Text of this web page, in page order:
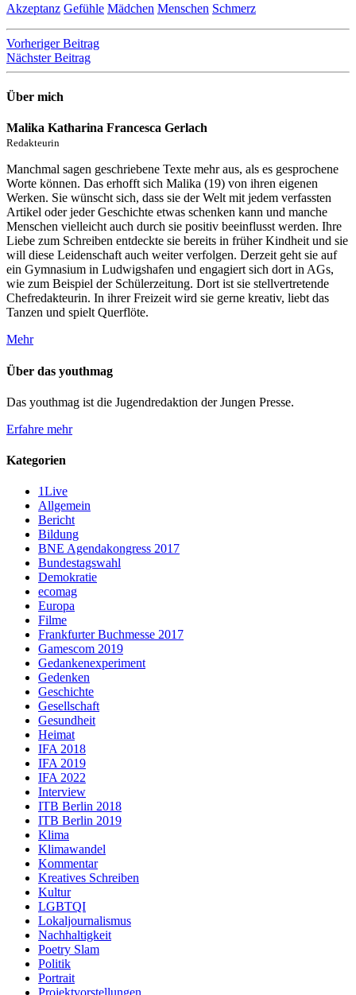
Akzeptanz Gefühle Mädchen Menschen Schmerz
Beitragsnavigation
Vorheriger Beitrag
Nächster Beitrag
Über mich
Malika Katharina Francesca Gerlach
Redakteurin
Manchmal sagen geschriebene Texte mehr aus, als es gesprochene
Worte können. Das erhofft sich Malika (19) von ihren eigenen
Werken. Sie wünscht sich, dass sie der Welt mit jedem verfassten
Artikel oder jeder Geschichte etwas schenken kann und manche
Menschen vielleicht auch durch sie positiv beeinflusst werden. Ihre
Liebe zum Schreiben entdeckte sie bereits in früher Kindheit und sie
will diese Leidenschaft auch weiter verfolgen. Derzeit geht sie auf
ein Gymnasium in Ludwigshafen und engagiert sich dort in AGs,
wie zum Beispiel der Schülerzeitung. Dort ist sie stellvertretende
Chefredakteurin. In ihrer Freizeit wird sie gerne kreativ, liebt das
Tanzen und spielt Querflöte.
Mehr
Über das youthmag
Das youthmag ist die Jugendredaktion der Jungen Presse.
Erfahre mehr
Kategorien
1Live
Allgemein
Bericht
Bildung
BNE Agendakongress 2017
Bundestagswahl
Demokratie
ecomag
Europa
Filme
Frankfurter Buchmesse 2017
Gamescom 2019
Gedankenexperiment
Gedenken
Geschichte
Gesellschaft
Gesundheit
Heimat
IFA 2018
IFA 2019
IFA 2022
Interview
ITB Berlin 2018
ITB Berlin 2019
Klima
Klimawandel
Kommentar
Kreatives Schreiben
Kultur
LGBTQI
Lokaljournalismus
Nachhaltigkeit
Poetry Slam
Politik
Portrait